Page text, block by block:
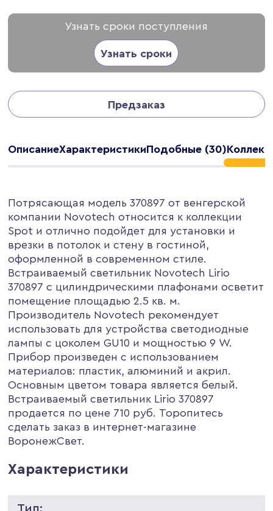
Узнать сроки поступления
Узнать сроки
Предзаказ
ОписаниеХарактеристикиПодобные (30)
Потрясающая модель 370897 от венгерской
компании Novotech относится к коллекции
Spot и отлично подойдет для установки и
врезки в потолок и стену в гостиной,
оформленной в современном стиле.
Встраиваемый светильник Novotech Lirio
370897 с цилиндрическими плафонами осветит
помещение площадью 2.5 кв. м.
Производитель Novotech рекомендует
использовать для устройства светодиодные
лампы с цоколем GU10 и мощностью 9 W.
Прибор произведен с использованием
материалов: пластик, алюминий и акрил.
Основным цветом товара является белый.
Встраиваемый светильник Lirio 370897
продается по цене 710 руб. Торопитесь
сделать заказ в интернет-магазине
ВоронежСвет.
Характеристики
Тип: